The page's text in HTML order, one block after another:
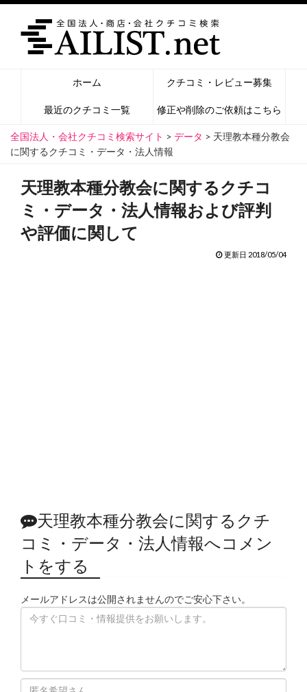
ホーム クチコミ・レビュー募集
最近のクチコミ一覧 修正や削除のご依頼はこちら
全国法人・会社クチコミ検索サイト > データ > 天理教本種分教会
に関するクチコミ・データ・法人情報
天理教本種分教会に関するクチコ
ミ・データ・法人情報および評判
や評価に関して
更新日 2018/05/04
天理教本種分教会に関するクチ
コミ・データ・法人情報へコメン
トをする
メールアドレスは公開されませんのでご安心下さい。